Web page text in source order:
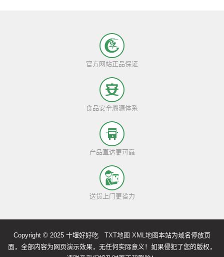
官方网站正品保证
食品安全溯源体系
产品直达更可靠
送货上门更省力
Copyright © 2025 十堰好好吃 TXT地图 XML地图本站为域名停放页
面，全部内容为网页演示效果，无任何实际意义！如果侵犯了您的版权，